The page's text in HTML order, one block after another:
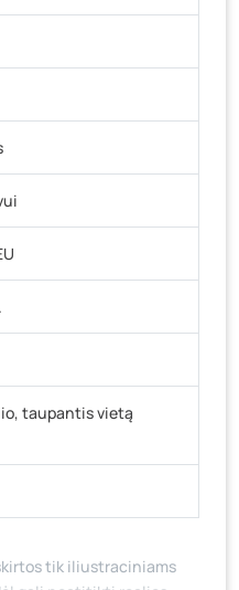
taupantis vietą
tik iliustraciniams